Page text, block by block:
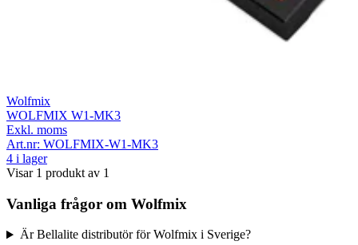
Wolfmix
WOLFMIX W1-MK3
Exkl. moms
Art.nr: WOLFMIX-W1-MK3
4 i lager
Visar 1 produkt av 1
Vanliga frågor om Wolfmix
Är Bellalite distributör för Wolfmix i Sverige?